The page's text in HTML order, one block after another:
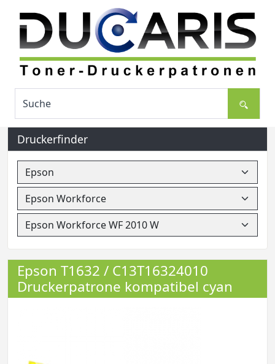
Druckerfinder
Epson T1632 / C13T16324010
Druckerpatrone kompatibel cyan